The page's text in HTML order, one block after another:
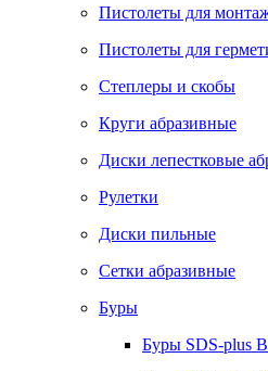
Пистолеты для
Пистолеты для
Степлеры и скобы
Круги абразивные
Диски лепестковые
Рулетки
Диски пильные
Сетки абразивные
Буры
Буры SDS-plus